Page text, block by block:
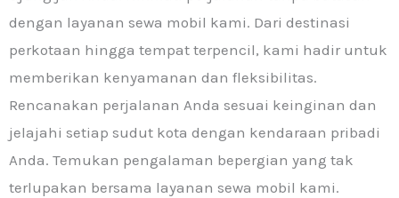
dengan layanan sewa mobil kami. Dari destinasi
perkotaan hingga tempat terpencil, kami hadir untuk
memberikan kenyamanan dan fleksibilitas.
Rencanakan perjalanan Anda sesuai keinginan dan
jelajahi setiap sudut kota dengan kendaraan pribadi
Anda. Temukan pengalaman bepergian yang tak
terlupakan bersama layanan sewa mobil kami.